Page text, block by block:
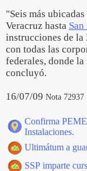
"Seis más
Veracruz hasta
instrucciones de
con todas las
federales, donde la
concluyó.
16/07/09 Nota 72937
Confirma
Instalaciones.
Ultimátum a
SSP imparte